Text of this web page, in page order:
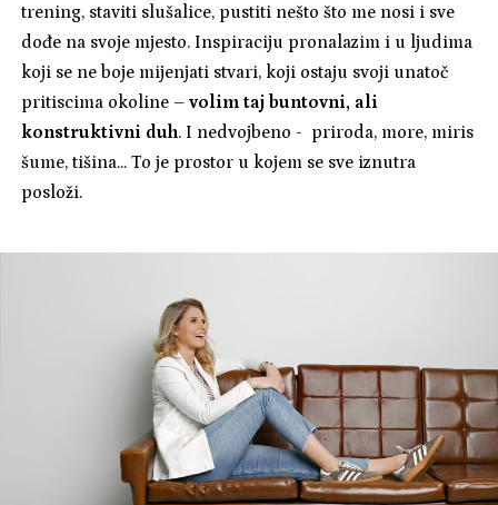
trening, staviti slušalice, pustiti nešto što me nosi i sve
dođe na svoje mjesto. Inspiraciju pronalazim i u ljudima
koji se ne boje mijenjati stvari, koji ostaju svoji unatoč
pritiscima okoline –volim taj buntovni, ali
konstruktivni duh. I nedvojbeno - priroda, more, miris
šume, tišina... To je prostor u kojem se sve iznutra
posloži.